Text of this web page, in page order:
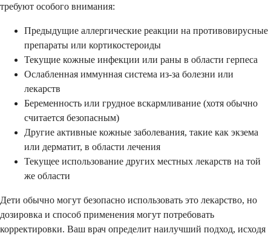
требуют особого внимания:
Предыдущие аллергические реакции на противовирусные
препараты или кортикостероиды
Текущие кожные инфекции или раны в области герпеса
Ослабленная иммунная система из-за болезни или
лекарств
Беременность или грудное вскармливание (хотя обычно
считается безопасным)
Другие активные кожные заболевания, такие как экзема
или дерматит, в области лечения
Текущее использование других местных лекарств на той
же области
Дети обычно могут безопасно использовать это лекарство, но
дозировка и способ применения могут потребовать
корректировки. Ваш врач определит наилучший подход, исходя